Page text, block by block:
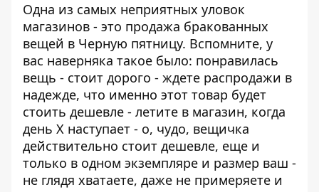
Одна из самых неприятных уловок
магазинов - это продажа бракованных
вещей в Черную пятницу. Вспомните, у
вас наверняка такое было: понравилась
вещь - стоит дорого - ждете распродажи в
надежде, что именно этот товар будет
стоить дешевле - летите в магазин, когда
день Х наступает - о, чудо, вещичка
действительно стоит дешевле, еще и
только в одном экземпляре и размер ваш -
не глядя хватаете, даже не примеряете и